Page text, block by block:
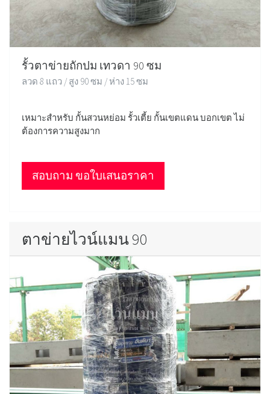
รั้วตาข่ายถักปม เทวดา 90 ซม
ลวด 8 แถว / สูง 90 ซม / ห่าง 15 ซม
เหมาะสำหรับ กั้นสวนหย่อม รั้วเตี้ย กั้นเขตแดน บอกเขต ไม่
ต้องการความสูงมาก
สอบถาม ขอใบเสนอราคา
ตาข่ายไวน์แมน 90